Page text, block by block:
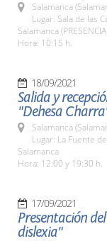
Salamanca
Lugar: Sala de las
Salamanca
Hora: 10:15 h.
18/09/2021
Salida y
"Dehesa
Salamanca
Lugar: La Fuente
Salamanca
Hora: 12:00 y 19:30 h.
17/09/2021
Presentación
dislexia"